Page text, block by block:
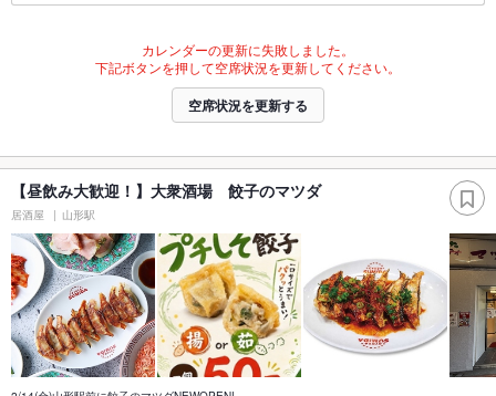
カレンダーの更新に失敗しました。
下記ボタンを押して空席状況を更新してください。
空席状況を更新する
【昼飲み大歓迎！】大衆酒場 餃子のマツダ
居酒屋 山形駅